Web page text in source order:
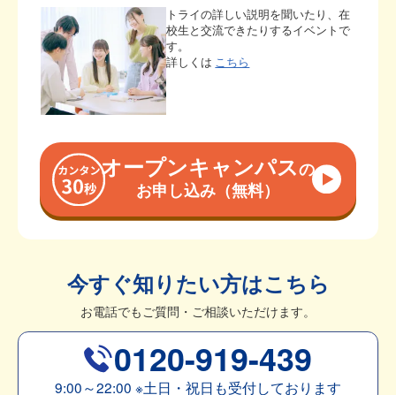
トライの詳しい説明を聞いたり、在
校生と交流できたりするイベントで
す。
詳しくは こちら
オープンキャンパスの
お申し込み（無料）
今すぐ知りたい方はこちら
お電話でもご質問・ご相談いただけます。
0120-919-439
9:00～22:00 ※土日・祝日も受付しております